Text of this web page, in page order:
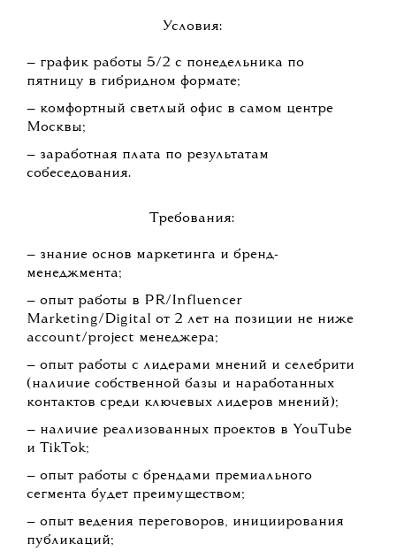
Условия:
— график работы 5/2 с понедельника по
пятницу в гибридном формате;
— комфортный светлый офис в самом центре
Москвы;
— заработная плата по результатам
собеседования.
Требования:
— знание основ маркетинга и бренд-
менеджмента;
— опыт работы в PR/Influencer
Marketing/Digital от 2 лет на позиции не ниже
account/project менеджера;
— опыт работы с лидерами мнений и селебрити
(наличие собственной базы и наработанных
контактов среди ключевых лидеров мнений);
— наличие реализованных проектов в YouTube
и TikTok;
— опыт работы с брендами премиального
сегмента будет преимуществом;
— опыт ведения переговоров, инициирования
публикаций;